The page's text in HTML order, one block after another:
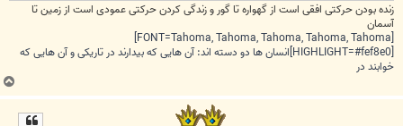
زنده بودن حرکتی افقی است از گهواره تا گور و زندگی کردن حرکتی عمودی است از زمین تا
آسمان
[FONT=Tahoma, Tahoma, Tahoma, Tahoma, Tahoma]
[HIGHLIGHT=#fef8e0]انسان ها دو دسته اند: آن هایی که بیدارند در تاریکی و آن هایی که
خوابند در
ب
ا